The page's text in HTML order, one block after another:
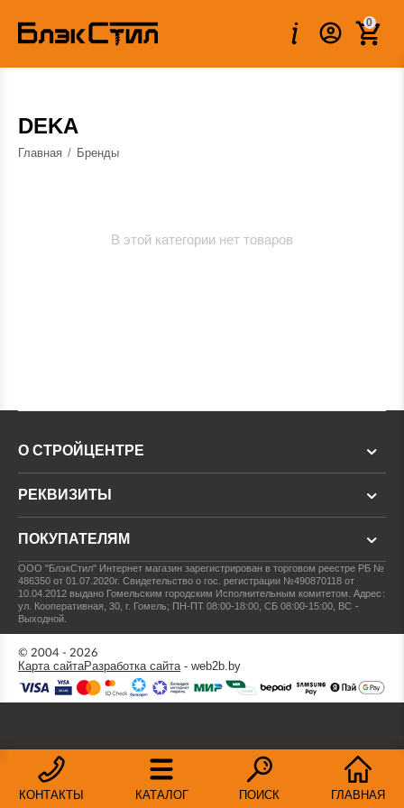
0
DEKA
Главная / Бренды
В этой категории нет товаров
КОНТАКТЫ КАТАЛОГ ПОИСК ГЛАВНАЯ
О СТРОЙЦЕНТРЕ
РЕКВИЗИТЫ
ПОКУПАТЕЛЯМ
ООО "БлэкСтил" Интернет магазин зарегистрирован в торговом реестре РБ №
486350 от 01.07.2020г.Свидетельство о гос. регистрации №490870118 от
10.04.2012 выдано Гомельским городским Исполнительным комитетом.Адрес:
ул. Кооперативная, 30, г. Гомель; ПН-ПТ 08:00-18:00, СБ 08:00-15:00, ВС -
Выходной.
© 2004 - 2026
Карта сайтаРазработка сайта- web2b.by